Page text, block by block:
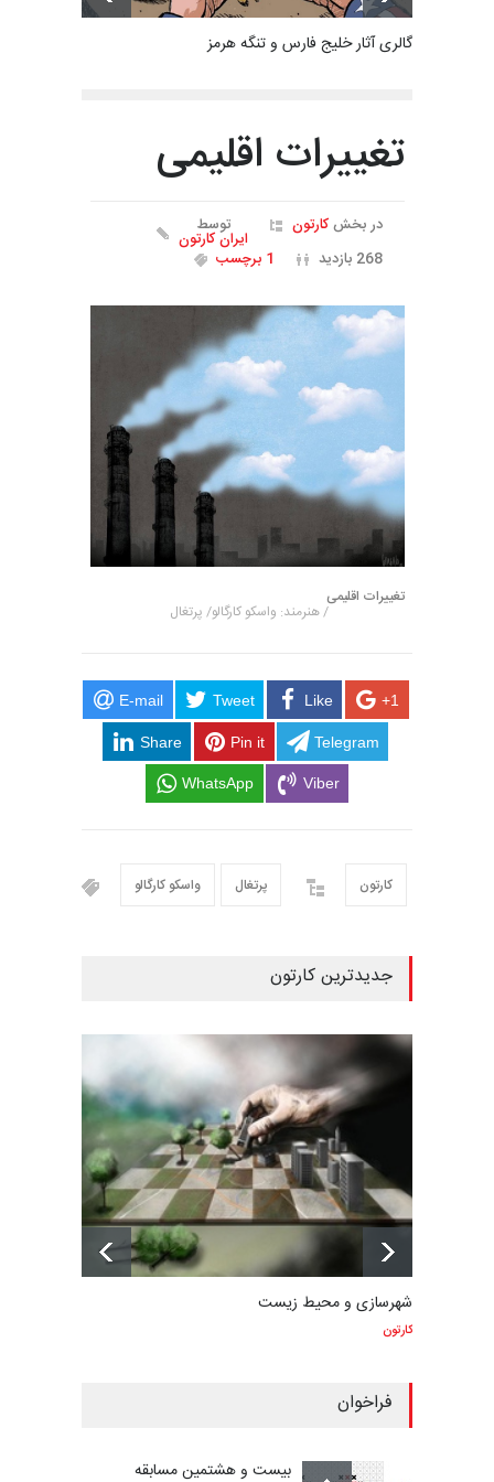
گالری آثار خلیج فارس و تنگه هرمز
تغییرات اقلیمی
در بخشکارتون توسط
ایران کارتون
268 بازدید
1 برچسب
تغییرات اقلیمی
/ هنرمند: واسکو کارگالو/ پرتغال
E-mail Tweet Like +1
Share Pin it Telegram
WhatsApp Viber
واسکو کارگالو پرتغال کارتون
جدیدترین کارتون
شهرسازی و محیط زیست
کارتون
فراخوان
بیست و هشتمین مسابقه